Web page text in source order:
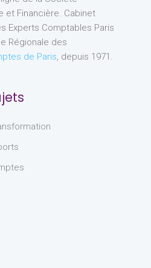
et Financière. Cabinet
Experts Comptables Paris
Régionale des
de Paris, depuis 1971.